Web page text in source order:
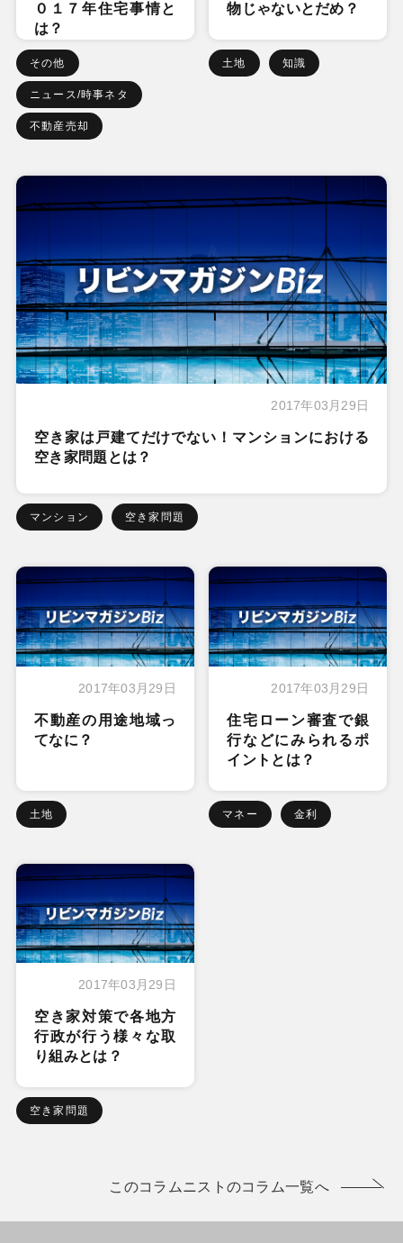
０１７年住宅事情と
は？
その他
ニュース/時事ネタ
不動産売却
物じゃないとだめ？
土地 知識
2017年03月29日
空き家は戸建てだけでない！マンションにおける
空き家問題とは？
マンション 空き家問題
2017年03月29日
不動産の用途地域っ
てなに？
土地
2017年03月29日
住宅ローン審査で銀
行などにみられるポ
イントとは？
マネー 金利
2017年03月29日
空き家対策で各地方
行政が行う様々な取
り組みとは？
空き家問題
このコラムニストのコラム一覧へ